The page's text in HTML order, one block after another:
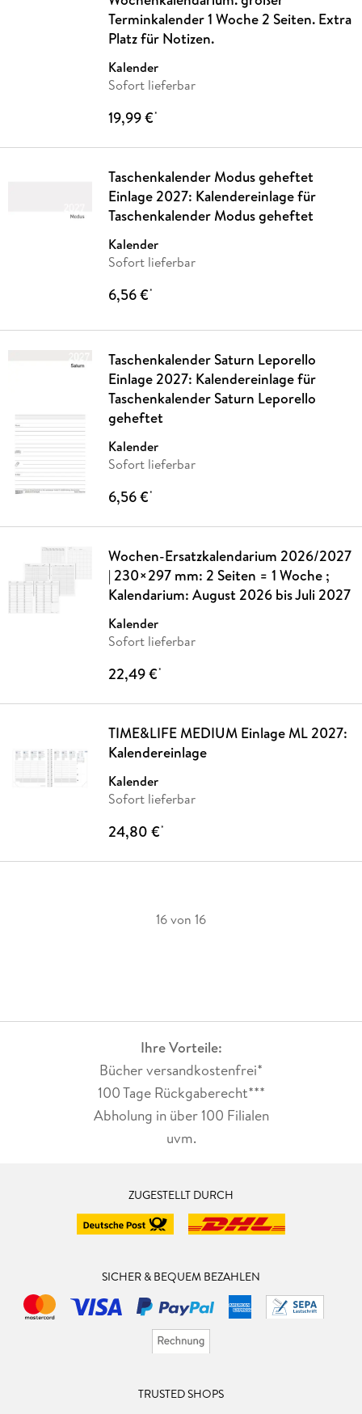
Terminkalender 1 Woche 2 Seiten. Extra
Platz für Notizen.
Kalender
Sofort lieferbar
19,99 €*
Taschenkalender Modus geheftet
Einlage 2027: Kalendereinlage für
Taschenkalender Modus geheftet
Kalender
Sofort lieferbar
6,56 €*
Taschenkalender Saturn Leporello
Einlage 2027: Kalendereinlage für
Taschenkalender Saturn Leporello
geheftet
Kalender
Sofort lieferbar
6,56 €*
Wochen-Ersatzkalendarium 2026/2027
| 230×297 mm: 2 Seiten = 1 Woche ;
Kalendarium: August 2026 bis Juli 2027
Kalender
Sofort lieferbar
22,49 €*
TIME&LIFE MEDIUM Einlage ML 2027:
Kalendereinlage
Kalender
Sofort lieferbar
24,80 €*
16 von 16
Ihre Vorteile:
Bücher versandkostenfrei*
100 Tage Rückgaberecht***
Abholung in über 100 Filialen
uvm.
ZUGESTELLT DURCH
SICHER & BEQUEM BEZAHLEN
TRUSTED SHOPS